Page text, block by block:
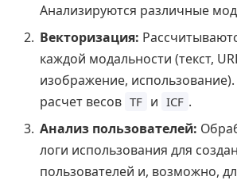
Анализируются различные
Векторизация:
каждой модальности (текст,
изображение,
расчет весов TF и ICF .
Анализ пользователей:
логи использования для
пользователей и, возможно,